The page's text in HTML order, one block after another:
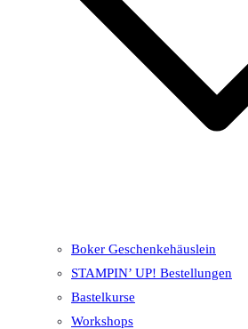
Boker Geschenkehäuslein
STAMPIN’ UP! Bestellungen
Bastelkurse
Workshops